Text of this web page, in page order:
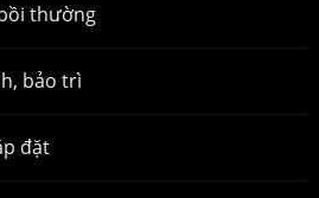
thường
bảo trì
đặt